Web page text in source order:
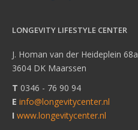
LONGEVITY LIFESTYLE CENTER
J. Homan van der Heideplein 68a
3604 DK Maarssen
T 0346 - 76 90 94
E info@longevitycenter.nl
I www.longevitycenter.nl